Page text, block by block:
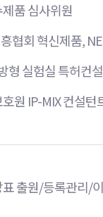
품 심사위원
협회 혁신제품,
형 실험실 특허컨
원 IP-MIX 컨설턴
출원/등록관리/